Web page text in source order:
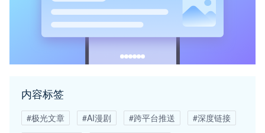
内容标签
#极光文章 #AI漫剧 #跨平台推送
#深度链接